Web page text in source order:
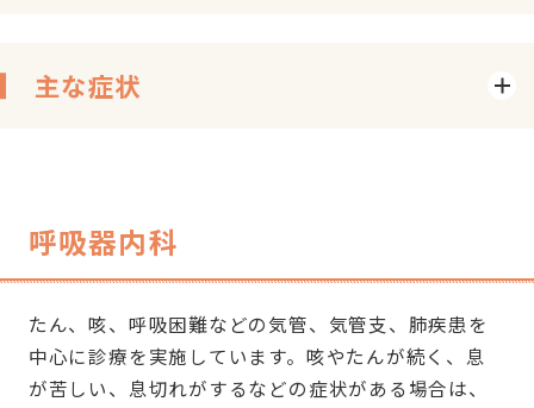
主な症状
呼吸器内科
たん、咳、呼吸困難などの気管、気管支、肺疾患を
中心に診療を実施しています。咳やたんが続く、息
が苦しい、息切れがするなどの症状がある場合は、